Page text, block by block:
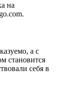
на
а с
становится
себя в